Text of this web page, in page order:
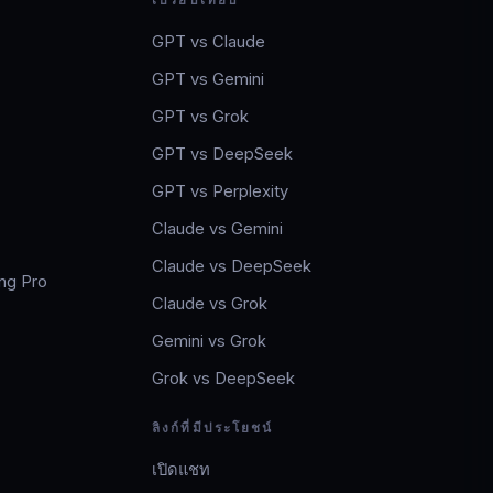
Pro
GPT vs Claude
GPT vs Gemini
GPT vs Grok
GPT vs DeepSeek
GPT vs Perplexity
Claude vs Gemini
Claude vs DeepSeek
Claude vs Grok
Gemini vs Grok
Grok vs DeepSeek
ลิงก์ที่มีประโยชน์
เปิดแชท